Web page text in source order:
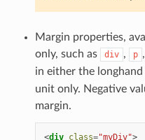
Margin properties,
only, such as
div , p ,
in either the
unit only. Negative
margin.
<div class="myDiv">